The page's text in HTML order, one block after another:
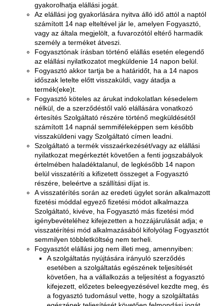
gyakorolhatja elállási jogát.
Az elállási jog gyakorlására nyitva álló idő attól a naptól
számított 14 nap elteltével jár le, amelyen Fogyasztó,
vagy az általa megjelölt, a fuvarozótól eltérő harmadik
személy a terméket átveszi.
Fogyasztónak írásban történő elállás esetén elegendő
az elállási nyilatkozatot megküldenie 14 napon belül.
Fogyasztó akkor tartja be a határidőt, ha a 14 napos
időszak letelte előtt visszaküldi, vagy átadja a
termék(eke)t.
Fogyasztó köteles az árukat indokolatlan késedelem
nélkül, de a szerződéstől való elállására vonatkozó
értesítés Szolgáltató részére történő megküldésétől
számított 14 napnál semmiféleképpen sem később
visszaküldeni vagy Szolgáltató címen leadni.
Szolgáltató a termék visszaérkezését/vagy az elállási
nyilatkozat megérkeztét követően a fenti jogszabályok
értelmében haladéktalanul, de legkésőbb 14 napon
belül visszatéríti a kifizetett összeget a Fogyasztó
részére, beleértve a szállítási díjat is.
A visszatérítés során az eredeti ügylet során alkalmazott
fizetési móddal egyező fizetési módot alkalmazza
Szolgáltató, kivéve, ha Fogyasztó más fizetési mód
igénybevételéhez kifejezetten a hozzájárulását adja; e
visszatérítési mód alkalmazásából kifolyólag Fogyasztót
semmilyen többletköltség nem terheli.
Fogyasztót elállási jog nem illeti meg, amennyiben:
A szolgáltatás nyújtására irányuló szerződés
esetében a szolgáltatás egészének teljesítését
követően, ha a vállalkozás a teljesítést a fogyasztó
kifejezett, előzetes beleegyezésével kezdte meg, és
a fogyasztó tudomásul vette, hogy a szolgáltatás